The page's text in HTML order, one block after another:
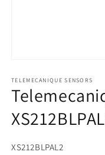
in
Modal
öffnen
TELEMECANIQUE SENSORS
SKU:
XS212BLPAL2